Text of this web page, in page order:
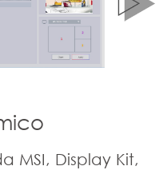
MSI, Display Kit,